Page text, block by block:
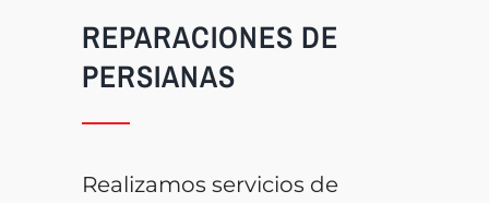
REPARACIONES DE
PERSIANAS
Realizamos servicios de